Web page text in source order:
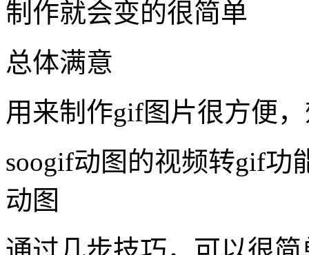
制作时间：40秒
立即制作
用户使用体验
这是一款专门处理GIF图
操作简单，在线制作。
只要有一个好的gif制作